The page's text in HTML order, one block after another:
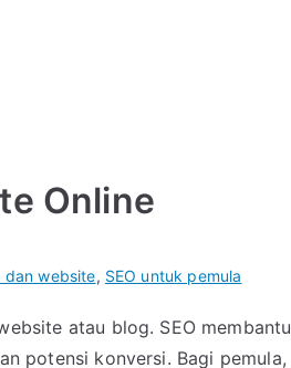
Online
dan website, SEO untuk pemula
atau blog. SEO membantu
potensi konversi. Bagi pemula,